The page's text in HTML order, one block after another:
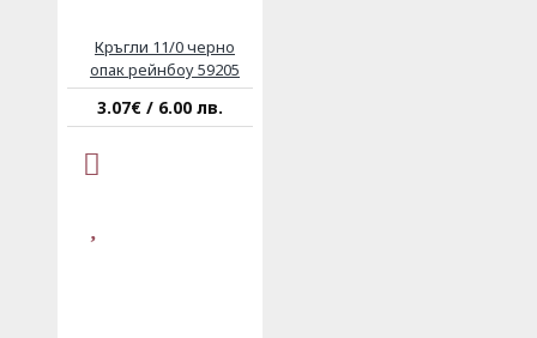
Кръгли 11/0 черно
опак рейнбоу 59205
3.07€ / 6.00 лв.